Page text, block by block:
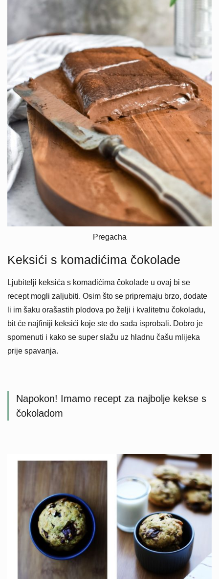
Pregacha
Keksići s komadićima čokolade
Ljubitelji keksića s komadićima čokolade u ovaj bi se
recept mogli zaljubiti. Osim što se pripremaju brzo, dodate
li im šaku orašastih plodova po želji i kvalitetnu čokoladu,
bit će najfiniji keksići koje ste do sada isprobali. Dobro je
spomenuti i kako se super slažu uz hladnu čašu mlijeka
prije spavanja.
Napokon! Imamo recept za najbolje kekse s
čokoladom